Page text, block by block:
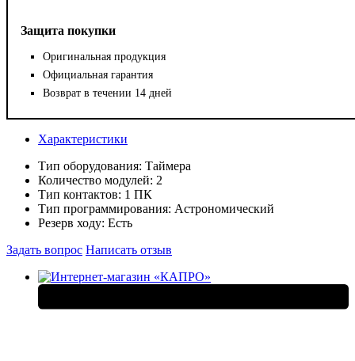
Защита покупки
Оригинальная продукция
Официальная гарантия
Возврат в течении 14 дней
Характеристики
Тип оборудования: Таймера
Количество модулей: 2
Тип контактов: 1 ПК
Тип программирования: Астрономический
Резерв ходу: Есть
Задать вопрос Написать отзыв